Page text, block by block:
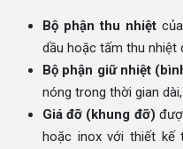
Bộ phận thu nhiệt
dầu hoặc tấm thu nhiệt
Bộ phận giữ nhiệt
nóng trong thời gian
Giá đỡ (khung đỡ)
hoặc inox với thiết kế